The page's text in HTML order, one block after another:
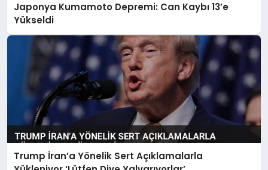
Japonya Kumamoto Depremi: Can Kaybı 13’e
Yükseldi
Trump İran’a Yönelik Sert Açıklamalarla